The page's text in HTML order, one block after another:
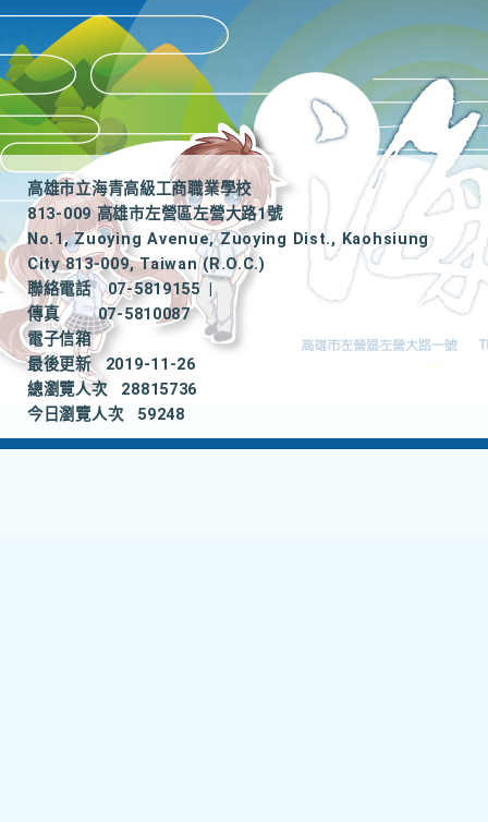
高雄市立海青高級工商職業學校
813-009 高雄市左營區左營大路1號
No.1, Zuoying Avenue, Zuoying Dist., Kaohsiung
City 813-009, Taiwan (R.O.C.)
聯絡電話
07-5819155
|
傳真
07-5810087
電子信箱
最後更新
2019-11-26
總瀏覽人次
28815736
今日瀏覽人次
59248